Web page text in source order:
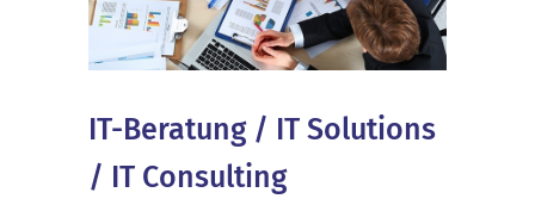
IT-Beratung / IT Solutions
/ IT Consulting